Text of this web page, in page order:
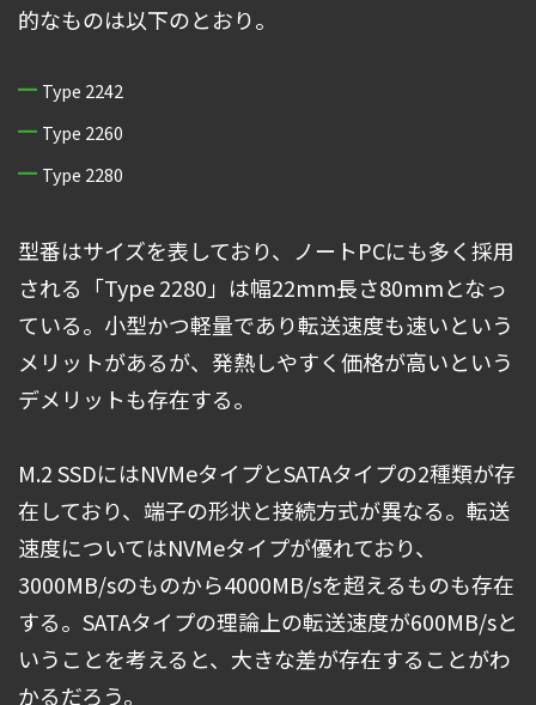
的なものは以下のとおり。
Type 2242
Type 2260
Type 2280
型番はサイズを表しており、ノートPCにも多く採用
される「Type 2280」は幅22mm長さ80mmとなっ
ている。小型かつ軽量であり転送速度も速いという
メリットがあるが、発熱しやすく価格が高いという
デメリットも存在する。
M.2 SSDにはNVMeタイプとSATAタイプの2種類が存
在しており、端子の形状と接続方式が異なる。転送
速度についてはNVMeタイプが優れており、
3000MB/sのものから4000MB/sを超えるものも存在
する。SATAタイプの理論上の転送速度が600MB/sと
いうことを考えると、大きな差が存在することがわ
かるだろう。